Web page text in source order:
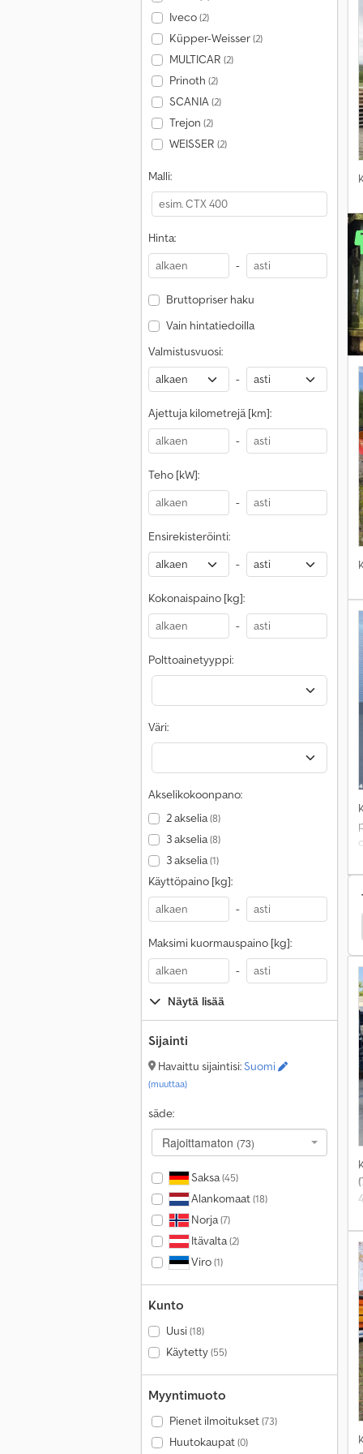
Iveco(2)
Küpper-Weisser(2)
MULTICAR (2)
Prinoth (2)
SCANIA(2)
Trejon (2)
WEISSER (2)
Malli:
Hinta:
-
Bruttopriser haku
Vain hintatiedoilla
Valmistusvuosi:
-
Ajettuja kilometrejä [km]:
-
Teho [kW]:
-
Ensirekisteröinti:
-
Kokonaispaino [kg]:
-
Polttoainetyyppi:
Väri:
Akselikokoonpano:
2 akselia(8)
3 akselia(8)
3 akselia(1)
Käyttöpaino [kg]:
-
Maksimi kuormauspaino [kg]:
-
Näytä lisää
Sijainti
Havaittu sijaintisi:Suomi
(muuttaa)
säde:
Rajoittamaton (73)
Saksa(45)
Alankomaat(18)
Norja(7)
Itävalta(2)
Viro(1)
Kunto
Uusi(18)
Käytetty(55)
Myyntimuoto
Pienet ilmoitukset(73)
Huutokaupat(0)